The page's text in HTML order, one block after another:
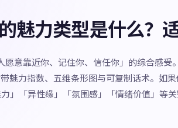
力类型是什么？适
意靠近你、记住你、信任你」的综合感受。
魅力指数、五维条形图与可复制话术。如
」「异性缘」「氛围感」「情绪价值」等